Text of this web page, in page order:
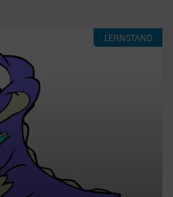
LERNSTAND